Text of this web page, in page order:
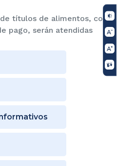
títulos de alimentos, con
pago, serán atendidas